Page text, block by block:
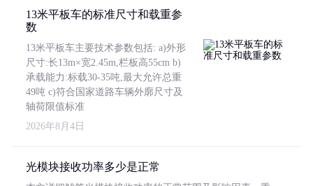
13米平板车的标准尺寸和载重参
数
13米平板车主要技术参数包括: a)外形
尺寸:长13m×宽2.45m,栏板高55cm b)
承载能力:标载30-35吨,最大允许总重
49吨 c)符合国家道路车辆外廓尺寸及
轴荷限值标准
2026年8月4日
光模块接收功率多少是正常